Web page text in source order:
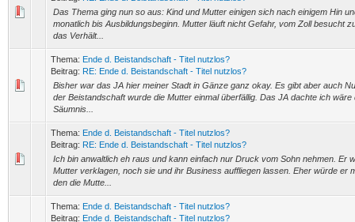
Das Thema ging nun so aus: Kind und Mutter einigen sich nach einigem Hin
monatlich bis Ausbildungsbeginn. Mutter läuft nicht Gefahr, vom Zoll besucht
das Verhält...
Thema: Ende d. Beistandschaft - Titel nutzlos?
Beitrag: RE: Ende d. Beistandschaft - Titel nutzlos?
Bisher war das JA hier meiner Stadt in Gänze ganz okay. Es gibt aber auch
der Beistandschaft wurde die Mutter einmal überfällig. Das JA dachte ich wäre
Säumnis...
Thema: Ende d. Beistandschaft - Titel nutzlos?
Beitrag: RE: Ende d. Beistandschaft - Titel nutzlos?
Ich bin anwaltlich eh raus und kann einfach nur Druck vom Sohn nehmen. Er
Mutter verklagen, noch sie und ihr Business auffliegen lassen. Eher würde er
den die Mutte...
Thema: Ende d. Beistandschaft - Titel nutzlos?
Beitrag: Ende d. Beistandschaft - Titel nutzlos?